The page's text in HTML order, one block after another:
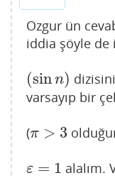
Ozgur ün
iddia şöyle
(sinn)
(sinn)
varsayıp bir
(π > 3
π>3
ε = 1
ε=1 alalım.